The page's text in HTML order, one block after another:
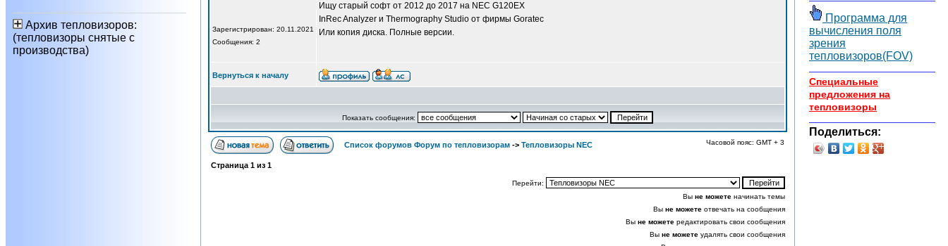
Архив тепловизоров:
(тепловизоры снятые с
производства)
Зарегистрирован: 20.11.2021
Сообщения: 2
Ищу старый софт от 2012 до 2017 на NEC G120EX
InRec Analyzer и Thermography Studio от фирмы Goratec
Или копия диска. Полные версии.
Вернуться к началу
Показать сообщения:
Список форумов Форум по тепловизорам -> Тепловизоры NEC Часовой пояс: GMT + 3
Страница 1 из 1
Перейти:
Вы не можете начинать темы
Вы не можете отвечать на сообщения
Вы не можете редактировать свои сообщения
Вы не можете удалять свои сообщения
Программа для
вычисления поля
зрения
тепловизоров(FOV)
Специальные
предложения на
тепловизоры
Поделиться: